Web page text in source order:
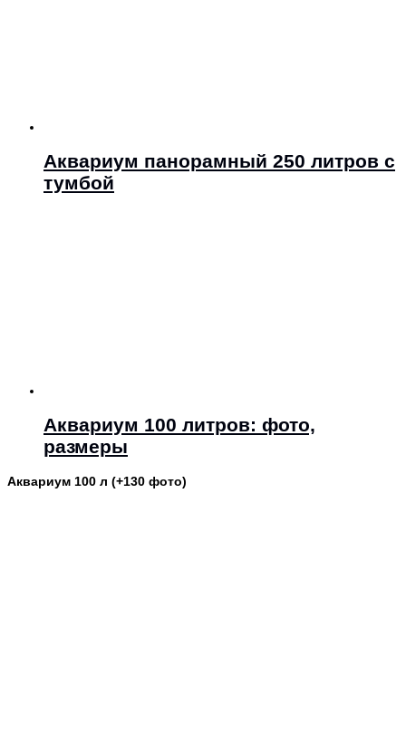
Аквариум панорамный 250 литров с
тумбой
Аквариум 100 литров: фото,
размеры
Аквариум 100 л (+130 фото)